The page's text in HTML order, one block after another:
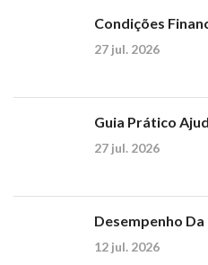
Condições
27 jul. 2026
Guia Prático
27 jul. 2026
Desempenho Da
12 jul. 2026